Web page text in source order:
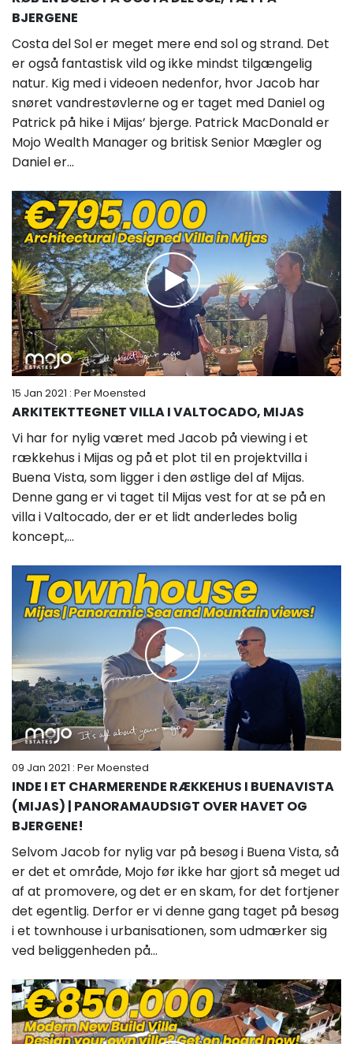
BJERGENE
Costa del Sol er meget mere end sol og strand. Det
er også fantastisk vild og ikke mindst tilgængelig
natur. Kig med i videoen nedenfor, hvor Jacob har
snøret vandrestøvlerne og er taget med Daniel og
Patrick på hike i Mijas’ bjerge. Patrick MacDonald er
Mojo Wealth Manager og britisk Senior Mægler og
Daniel er...
15 Jan 2021 : Per Moensted
ARKITEKTTEGNET VILLA I VALTOCADO, MIJAS
Vi har for nylig været med Jacob på viewing i et
rækkehus i Mijas og på et plot til en projektvilla i
Buena Vista, som ligger i den østlige del af Mijas.
Denne gang er vi taget til Mijas vest for at se på en
villa i Valtocado, der er et lidt anderledes bolig
koncept,...
09 Jan 2021 : Per Moensted
INDE I ET CHARMERENDE RÆKKEHUS I BUENAVISTA
(MIJAS) | PANORAMAUDSIGT OVER HAVET OG
BJERGENE!
Selvom Jacob for nylig var på besøg i Buena Vista, så
er det et område, Mojo før ikke har gjort så meget ud
af at promovere, og det er en skam, for det fortjener
det egentlig. Derfor er vi denne gang taget på besøg
i et townhouse i urbanisationen, som udmærker sig
ved beliggenheden på...